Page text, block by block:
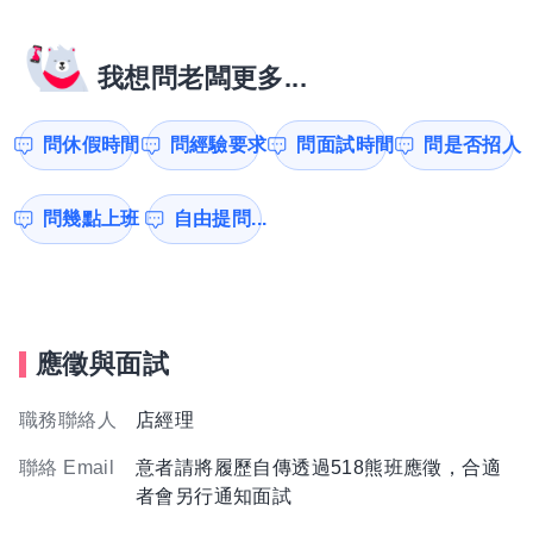
我想問老闆更多...
問休假時間 問經驗要求 問面試時間 問是否招人
問幾點上班 自由提問...
應徵與面試
職務聯絡人 店經理
聯絡 Email
意者請將履歷自傳透過518熊班應徵，合適
者會另行通知面試